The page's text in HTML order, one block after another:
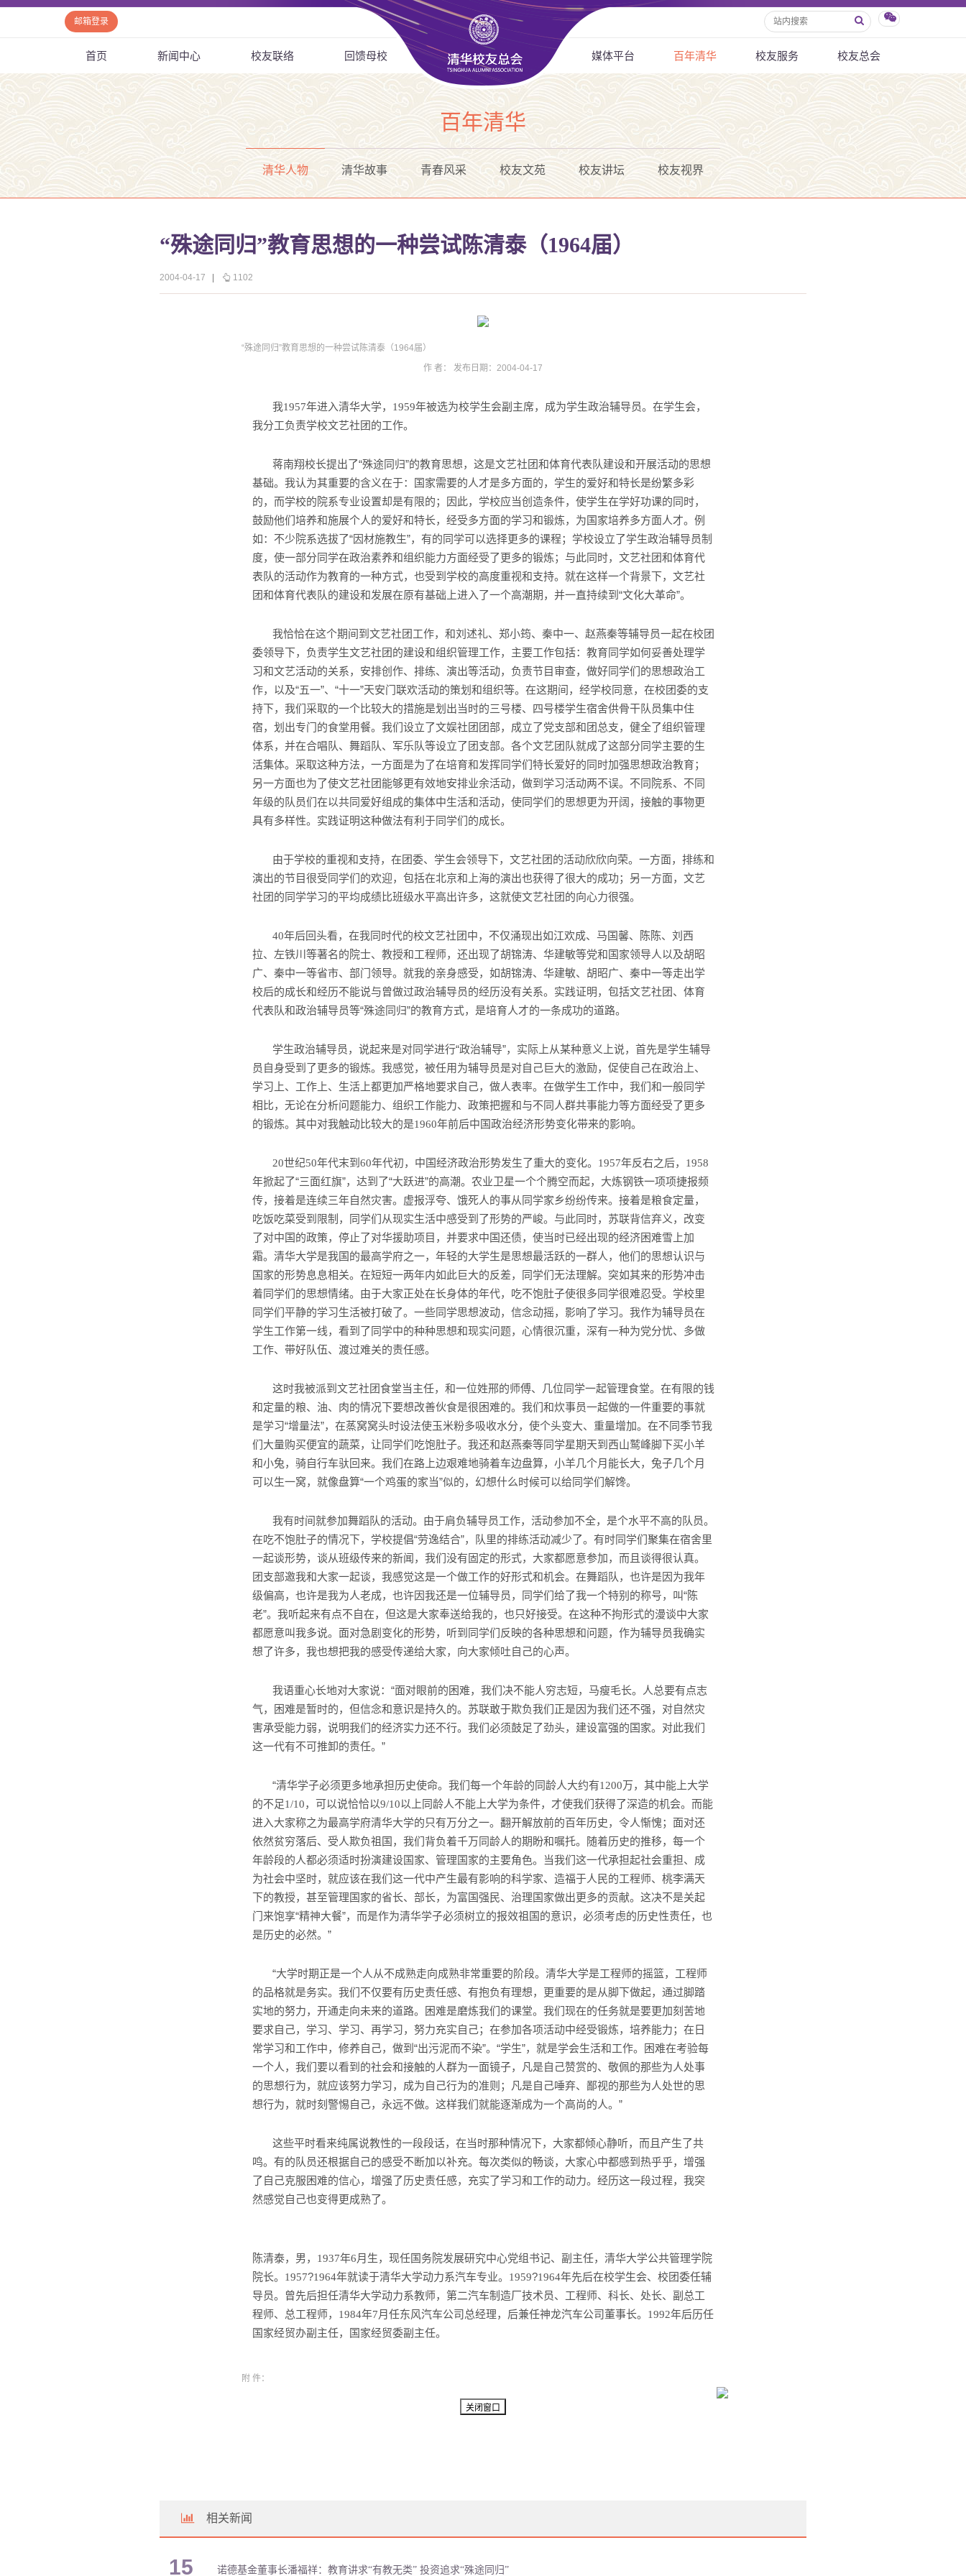
邮箱登录
首页 新闻中心 校友联络 回馈母校 媒体平台 百年清华 校友服务 校友总会
百年清华
清华人物 清华故事 青春风采 校友文苑 校友讲坛 校友视界
“殊途同归”教育思想的一种尝试陈清泰（1964届）
2004-04-17 1102
“殊途同归”教育思想的一种尝试陈清泰（1964届）
作 者： 发布日期：2004-04-17
我1957年进入清华大学， 1959年被选为校学生会副主席，成为学生政治辅导员。在学生会，
我分工负责学校文艺社团的工作。
蒋南翔校长提出了“殊途同归”的教育思想，这是文艺社团和体育代表队建设和开展活动的思想
基础。我认为其重要的含义在于：
国家需要的人才是多方面的，学生的爱好和特长是纷繁多彩
的，而学校的院系专业设置却是有限的；因此，学校应当创造条件，使学生在学好功课的同时，
鼓励他们培养和施展个人的爱好和特长，经受多方面的学习和锻炼，为国家培养多方面人才。例
如： 不少院系选拔了“因材施教生”，有的同学可以选择更多的课程；学校设立了学生政治辅导员制
度，使一部分同学在政治素养和组织能力方面经受了更多的锻炼；与此同时，文艺社团和体育代
表队的活动作为教育的一种方式，也受到学校的高度重视和支持。就在这样一个背景下，文艺社
团和体育代表队的建设和发展在原有基础上进入了一个高潮期，并一直持续到“文化大革命”。
我恰恰在这个期间到文艺社团工作，和刘述礼、郑小筠、秦中一、赵燕秦等辅导员一起在校团
委领导下，负责学生文艺社团的建设和组织管理工作，主要工作包括： 教育同学如何妥善处理学
习和文艺活动的关系，安排创作、排练、演出等活动，负责节目审查，做好同学们的思想政治工
作，以及“五一”、“十一”天安门联欢活动的策划和组织等。在这期间，经学校同意，在校团委的支
持下，我们采取的一个比较大的措施是划出当时的三号楼、四号楼学生宿舍供骨干队员集中住
宿，划出专门的食堂用餐。我们设立了文娱社团团部，成立了党支部和团总支，健全了组织管理
体系，并在合唱队、舞蹈队、军乐队等设立了团支部。各个文艺团队就成了这部分同学主要的生
活集体。采取这种方法，一方面是为了在培育和发挥同学们特长爱好的同时加强思想政治教育；
另一方面也为了使文艺社团能够更有效地安排业余活动，做到学习活动两不误。不同院系、不同
年级的队员们在以共同爱好组成的集体中生活和活动，使同学们的思想更为开阔，接触的事物更
具有多样性。实践证明这种做法有利于同学们的成长。
由于学校的重视和支持，在团委、学生会领导下，文艺社团的活动欣欣向荣。一方面，排练和
演出的节目很受同学们的欢迎，包括在北京和上海的演出也获得了很大的成功； 另一方面，文艺
社团的同学学习的平均成绩比班级水平高出许多，这就使文艺社团的向心力很强。
40年后回头看，在我同时代的校文艺社团中，不仅涌现出如江欢成、马国馨、陈陈、刘西
拉、左铁川等著名的院士、教授和工程师，还出现了胡锦涛、华建敏等党和国家领导人以及胡昭
广、秦中一等省市、部门领导。就我的亲身感受，如胡锦涛、华建敏、胡昭广、秦中一等走出学
校后的成长和经历不能说与曾做过政治辅导员的经历没有关系。实践证明，包括文艺社团、体育
代表队和政治辅导员等“殊途同归”的教育方式，是培育人才的一条成功的道路。
学生政治辅导员，说起来是对同学进行“政治辅导”，实际上从某种意义上说，首先是学生辅导
员自身受到了更多的锻炼。我感觉，被任用为辅导员是对自己巨大的激励，促使自己在政治上、
学习上、工作上、生活上都更加严格地要求自己，做人表率。在做学生工作中，我们和一般同学
相比，无论在分析问题能力、组织工作能力、政策把握和与不同人群共事能力等方面经受了更多
的锻炼。其中对我触动比较大的是1960年前后中国政治经济形势变化带来的影响。
20世纪50年代末到 60年代初，中国经济政治形势发生了重大的变化。 1957年反右之后， 1958
年掀起了“三面红旗”，达到了“大跃进”的高潮。农业卫星一个个腾空而起，大炼钢铁一项项捷报频
传，接着是连续三年自然灾害。虚报浮夸、饿死人的事从同学家乡纷纷传来。接着是粮食定量，
吃饭吃菜受到限制，同学们从现实生活中感受到了形势的严峻。与此同时，苏联背信弃义，改变
了对中国的政策，停止了对华援助项目，并要求中国还债，使当时已经出现的经济困难雪上加
霜。清华大学是我国的最高学府之一，年轻的大学生是思想最活跃的一群人，他们的思想认识与
国家的形势息息相关。在短短一两年内如此巨大的反差，同学们无法理解。突如其来的形势冲击
着同学们的思想情绪。由于大家正处在长身体的年代，吃不饱肚子使很多同学很难忍受。学校里
同学们平静的学习生活被打破了。一些同学思想波动，信念动摇，影响了学习。我作为辅导员在
学生工作第一线，看到了同学中的种种思想和现实问题，心情很沉重，深有一种为党分忧、多做
工作、带好队伍、渡过难关的责任感。
这时我被派到文艺社团食堂当主任，和一位姓邢的师傅、几位同学一起管理食堂。在有限的钱
和定量的粮、油、肉的情况下要想改善伙食是很困难的。我们和炊事员一起做的一件重要的事就
是学习“增量法”，在蒸窝窝头时设法使玉米粉多吸收水分，使个头变大、重量增加。在不同季节我
们大量购买便宜的蔬菜，让同学们吃饱肚子。我还和赵燕秦等同学星期天到西山鹫峰脚下买小羊
和小兔，骑自行车驮回来。我们在路上边艰难地骑着车边盘算，小羊几个月能长大，兔子几个月
可以生一窝，就像盘算“一个鸡蛋的家当”似的，幻想什么时候可以给同学们解馋。
我有时间就参加舞蹈队的活动。由于肩负辅导员工作，活动参加不全，是个水平不高的队员。
在吃不饱肚子的情况下，学校提倡“劳逸结合”，队里的排练活动减少了。有时同学们聚集在宿舍里
一起谈形势，谈从班级传来的新闻，我们没有固定的形式，大家都愿意参加，而且谈得很认真。
团支部邀我和大家一起谈，我感觉这是一个做工作的好形式和机会。在舞蹈队，也许是因为我年
级偏高，也许是我为人老成，也许因我还是一位辅导员，同学们给了我一个特别的称号，叫“陈
老”。我听起来有点不自在，但这是大家奉送给我的，也只好接受。在这种不拘形式的漫谈中大家
都愿意叫我多说。面对急剧变化的形势，听到同学们反映的各种思想和问题，作为辅导员我确实
想了许多，我也想把我的感受传递给大家，向大家倾吐自己的心声。
我语重心长地对大家说：“面对眼前的困难，我们决不能人穷志短，马瘦毛长。人总要有点志
气，困难是暂时的，但信念和意识是持久的。苏联敢于欺负我们正是因为我们还不强，对自然灾
害承受能力弱，说明我们的经济实力还不行。我们必须鼓足了劲头，建设富强的国家。对此我们
这一代有不可推卸的责任。”
“清华学子必须更多地承担历史使命。我们每一个年龄的同龄人大约有1200万，其中能上大学
的不足1/10，可以说恰恰以9/10以上同龄人不能上大学为条件，才使我们获得了深造的机会。而能
进入大家称之为最高学府清华大学的只有万分之一。翻开解放前的百年历史，令人惭愧；面对还
依然贫穷落后、受人欺负祖国，我们背负着千万同龄人的期盼和嘱托。随着历史的推移，每一个
年龄段的人都必须适时扮演建设国家、管理国家的主要角色。当我们这一代承担起社会重担、成
为社会中坚时，就应该在我们这一代中产生最有影响的科学家、造福于人民的工程师、桃李满天
下的教授，甚至管理国家的省长、部长，为富国强民、治理国家做出更多的贡献。这决不是关起
门来饱享“精神大餐”，而是作为清华学子必须树立的报效祖国的意识，必须考虑的历史性责任，也
是历史的必然。”
“大学时期正是一个人从不成熟走向成熟非常重要的阶段。清华大学是工程师的摇篮，工程师
的品格就是务实。我们不仅要有历史责任感、有抱负有理想，更重要的是从脚下做起，通过脚踏
实地的努力，开通走向未来的道路。困难是磨炼我们的课堂。我们现在的任务就是要更加刻苦地
要求自己，学习、学习、再学习，努力充实自己；在参加各项活动中经受锻炼，培养能力；在日
常学习和工作中，修养自己，做到“出污泥而不染”。“学生”，就是学会生活和工作。困难在考验每
一个人，我们要以看到的社会和接触的人群为一面镜子，凡是自己赞赏的、敬佩的那些为人处事
的思想行为，就应该努力学习，成为自己行为的准则；凡是自己唾弃、鄙视的那些为人处世的思
想行为，就时刻警惕自己，永远不做。这样我们就能逐渐成为一个高尚的人。”
这些平时看来纯属说教性的一段段话，在当时那种情况下，大家都倾心静听，而且产生了共
鸣。有的队员还根据自己的感受不断加以补充。每次类似的畅谈，大家心中都感到热乎乎，增强
了自己克服困难的信心，增强了历史责任感，充实了学习和工作的动力。 经历这一段过程，我突
然感觉自己也变得更成熟了。
陈清泰，男， 1937年6月生，现任国务院发展研究中心党组书记、副主任，清华大学公共管理学院
院长。
1957?1964年就读于清华大学动力系汽车专业。 1959?1964年先后在校学生会、校团委任辅
导员。曾先后担任清华大学动力系教师，第二汽车制造厂技术员、工程师、科长、处长、副总工
程师、总工程师，
1984年7月任东风汽车公司总经理，后兼任神龙汽车公司董事长。 1992年后历任
国家经贸办副主任，国家经贸委副主任。
附 件：
相关新闻
15 诺德基金董事长潘福祥：教育讲求“有教无类” 投资追求“殊途同归”